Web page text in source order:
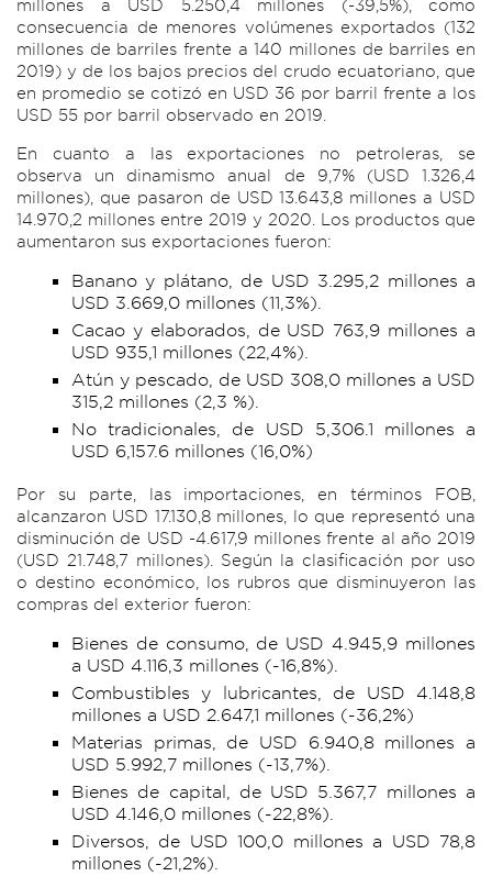
millones a USD 5.250,4 millones (-39,5%), como
consecuencia de menores volúmenes exportados (132
millones de barriles frente a 140 millones de barriles en
2019) y de los bajos precios del crudo ecuatoriano, que
en promedio se cotizó en USD 36 por barril frente a los
USD 55 por barril observado en 2019.
En cuanto a las exportaciones no petroleras, se
observa un dinamismo anual de 9,7% (USD 1.326,4
millones), que pasaron de USD 13.643,8 millones a USD
14.970,2 millones entre 2019 y 2020. Los productos que
aumentaron sus exportaciones fueron:
Banano y plátano, de USD 3.295,2 millones a
USD 3.669,0 millones (11,3%).
Cacao y elaborados, de USD 763,9 millones a
USD 935,1 millones (22,4%).
Atún y pescado, de USD 308,0 millones a USD
315,2 millones (2,3 %).
No tradicionales, de USD 5,306.1 millones a
USD 6,157.6 millones (16,0%)
Por su parte, las importaciones, en términos FOB,
alcanzaron USD 17.130,8 millones, lo que representó una
disminución de USD -4.617,9 millones frente al año 2019
(USD 21.748,7 millones). Según la clasificación por uso
o destino económico, los rubros que disminuyeron las
compras del exterior fueron:
Bienes de consumo, de USD 4.945,9 millones
a USD 4.116,3 millones (-16,8%).
Combustibles y lubricantes, de USD 4.148,8
millones a USD 2.647,1 millones (-36,2%)
Materias primas, de USD 6.940,8 millones a
USD 5.992,7 millones (-13,7%).
Bienes de capital, de USD 5.367,7 millones a
USD 4.146,0 millones (-22,8%).
Diversos, de USD 100,0 millones a USD 78,8
millones (-21,2%).